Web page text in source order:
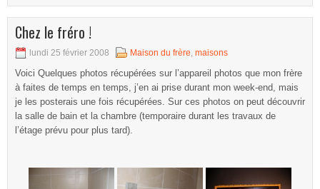
Chez le fréro !
lundi 25 février 2008 Maison du frère, maisons
Voici Quelques photos récupérées sur l’appareil photos que mon frère
à faites de temps en temps, j’en ai prise durant mon week-end, mais
je les posterais une fois récupérées. Sur ces photos on peut découvrir
la salle de bain et la chambre (temporaire durant les travaux de
l’étage prévu pour plus tard).